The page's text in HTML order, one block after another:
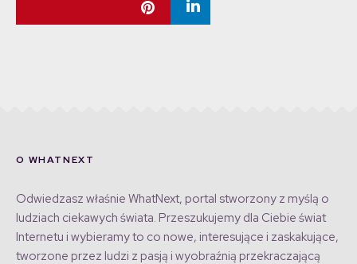
O WHATNEXT
Odwiedzasz właśnie WhatNext, portal stworzony z myślą o
ludziach ciekawych świata. Przeszukujemy dla Ciebie świat
Internetu i wybieramy to co nowe, interesujące i zaskakujące,
tworzone przez ludzi z pasją i wyobraźnią przekraczającą